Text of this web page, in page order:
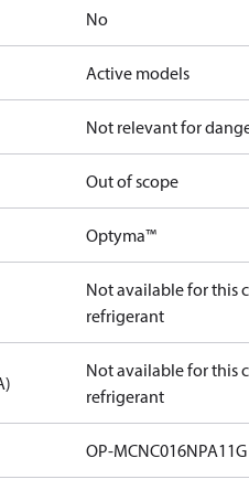
No
Active models
Not relevant for
Out of scope
Optyma™
Not available for this
refrigerant
Not available for this
refrigerant
OP-MCNC016NPA11G